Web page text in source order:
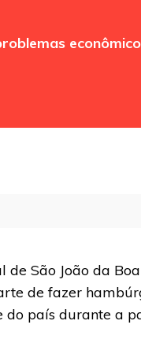
São João da
de fazer
do país durante a